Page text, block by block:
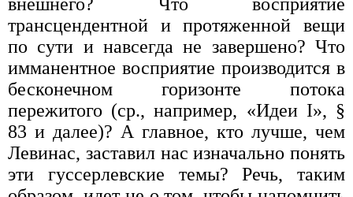
трансцендентной и протяженной вещи
по сути и навсегда не завершено? Что
имманентное восприятие производится в
бесконечном горизонте потока
пережитого (ср., например, «Идеи I», §
83 и далее)? А главное, кто лучше, чем
Левинас, заставил нас изна­чально понять
эти гуссерлевские темы? Речь, таким